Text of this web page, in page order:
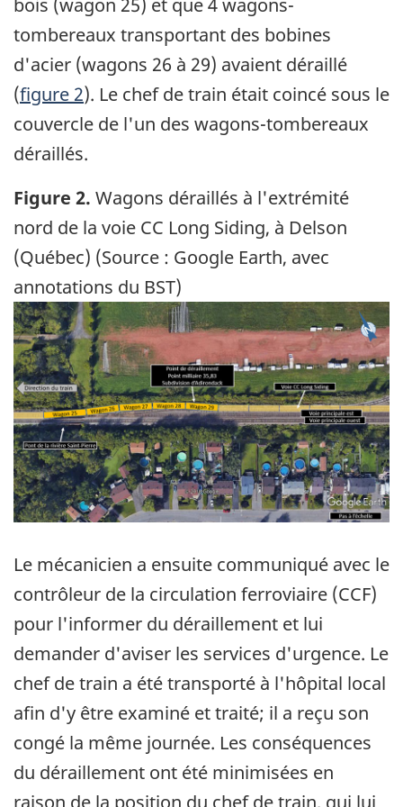
tombereaux transportant des bobines
d'acier (wagons 26 à 29) avaient déraillé
(figure 2). Le chef de train était coincé sous le
couvercle de l'un des wagons-tombereaux
déraillés.
Figure 2. Wagons déraillés à l'extrémité
nord de la voie CC Long Siding, à Delson
(Québec) (Source : Google Earth, avec
annotations du BST)
Image
Le mécanicien a ensuite communiqué avec le
contrôleur de la circulation ferroviaire (CCF)
pour l'informer du déraillement et lui
demander d'aviser les services d'urgence. Le
chef de train a été transporté à l'hôpital local
afin d'y être examiné et traité; il a reçu son
congé la même journée. Les conséquences
du déraillement ont été minimisées en